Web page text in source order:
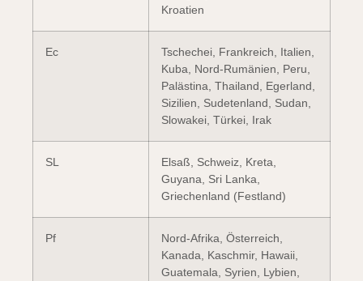
Kroatien
Ec
Tschechei, Frankreich, Italien,
Kuba, Nord-Rumänien, Peru,
Palästina, Thailand, Egerland,
Sizilien, Sudetenland, Sudan,
Slowakei, Türkei, Irak
SL
Elsaß, Schweiz, Kreta,
Guyana, Sri Lanka,
Griechenland (Festland)
Pf
Nord-Afrika, Österreich,
Kanada, Kaschmir, Hawaii,
Guatemala, Syrien, Lybien,